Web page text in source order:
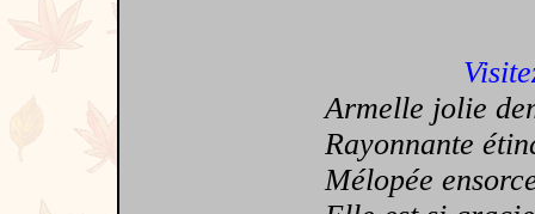
Armelle jolie
Rayonnante
Mélopée